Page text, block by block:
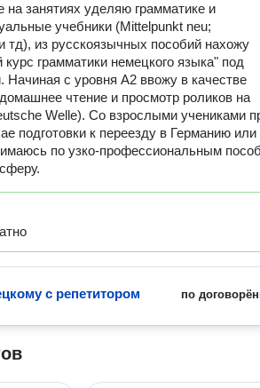
занятиях уделяю грамматике и
учебники (Mittelpunkt neu;
тд), из русскоязычных пособий нахожу
грамматики немецкого языка" под
с уровня А2 ввожу в качестве
чтение и просмотр роликов на
Welle). Со взрослыми учениками
подготовки к переезду в Германию или
по узко-профессиональным
по
с репетитором